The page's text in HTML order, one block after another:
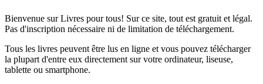
Bienvenue sur Livres pour tous! Sur ce site, tout est gratuit et légal.
Pas d'inscription nécessaire ni de limitation de téléchargement.
Tous les livres peuvent être lus en ligne et vous pouvez télécharger
la plupart d'entre eux directement sur votre ordinateur, liseuse,
tablette ou smartphone.